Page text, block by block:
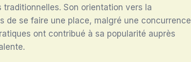
Son orientation vers la
de se faire une place, malgré une concurrence
ont contribué à sa popularité auprès